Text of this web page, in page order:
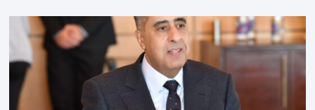
زيان، المعتقل بالمؤسسة ذاتها، وذلك لتنوير الرأي العام بالحقائق
والمعطيات الدقيقة.واوضحت إدارة المؤسسة السجنية أن المعني
بالأمر يستفيد منذ إيداعه من تتبع طبي منتظم ومستمر وفقا […]